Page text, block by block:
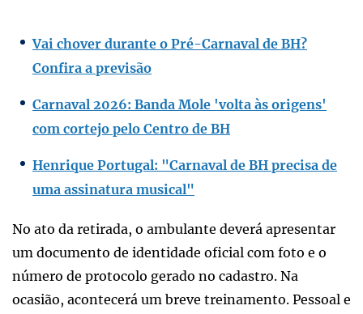
Vai chover durante o Pré-Carnaval de BH?
Confira a previsão
Carnaval 2026: Banda Mole 'volta às origens'
com cortejo pelo Centro de BH
Henrique Portugal: "Carnaval de BH precisa de
uma assinatura musical"
No ato da retirada, o ambulante deverá apresentar
um documento de identidade oficial com foto e o
número de protocolo gerado no cadastro. Na
ocasião, acontecerá um breve treinamento. Pessoal e